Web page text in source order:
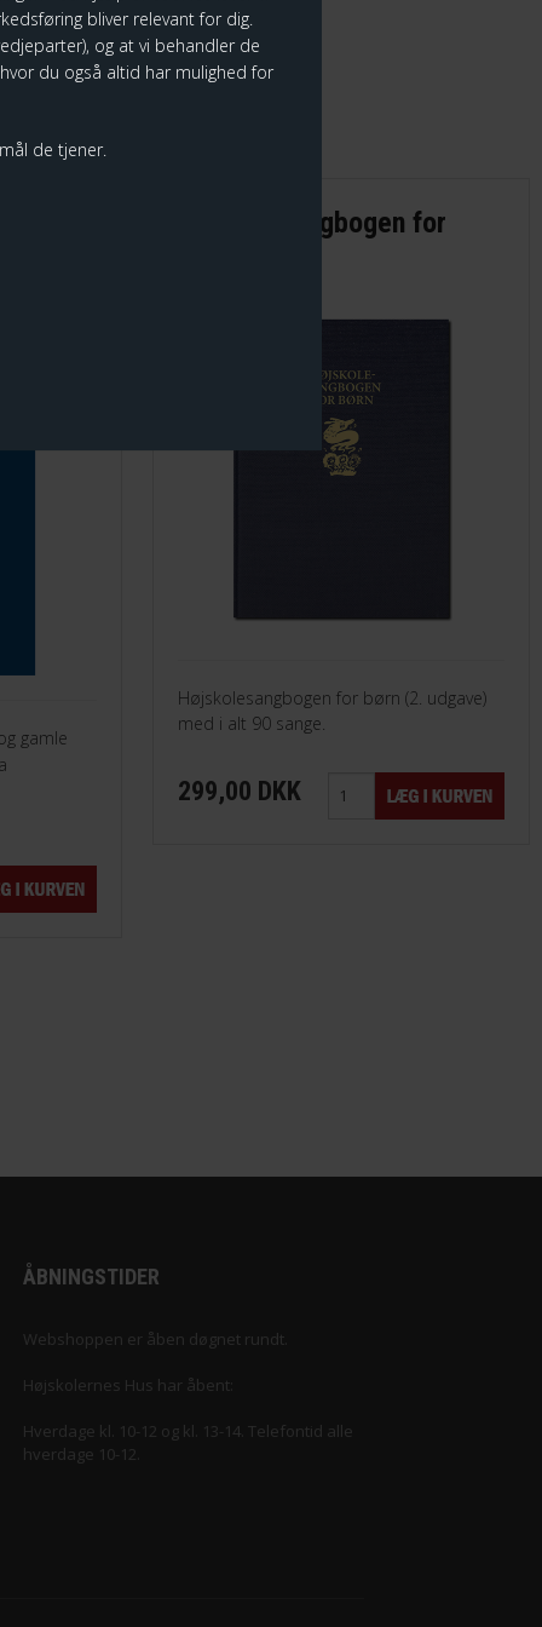
bliver relevant for dig.
og at vi behandler de
du også altid har mulighed for
de tjener.
gamle
Højskolesangbogen for
Højskolesangbogen for børn (2. udgave)
med i alt 90 sange.
299,00 DKK
ÅBNINGSTIDER
Webshoppen er åben døgnet rundt.
Højskolernes Hus har åbent:
Hverdage kl. 10-12 og kl. 13-14. Telefontid alle
hverdage 10-12.